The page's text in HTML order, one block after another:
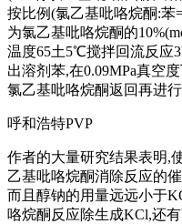
按比例(氯乙基吡咯烷酮:苯
为氯乙基吡咯烷酮的
温度65土5℃搅拌回流反应
出溶剂苯,在0.09MPa真空
氯乙基吡咯烷酮返回再进
呼和浩特PVP
作者的大量研究结果表明,
乙基吡咯烷酮消除反应的
而且醇钠的用量远远小于
咯烷酮反应除生成KCl,还